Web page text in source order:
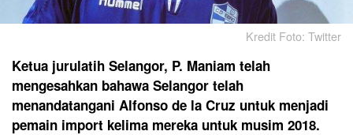
Kredit Foto: Twitter
Ketua jurulatih Selangor, P. Maniam telah
mengesahkan bahawa Selangor telah
menandatangani Alfonso de la Cruz untuk menjadi
pemain import kelima mereka untuk musim 2018.